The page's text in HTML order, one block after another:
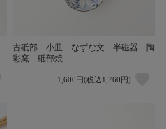
古砥部 小皿 なずな文 半磁器 陶
彩窯 砥部焼
1,600円(税込1,760円)